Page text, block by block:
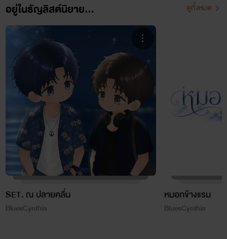
อยู่ในธัญลิสต์นิยาย... ดูทั้งหมด
SET. ณ ปลายคลื่น
BluesCynthia
หมอกข้างแรม
BluesCynthia